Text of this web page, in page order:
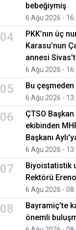
bebeğiymiş
6 Ağu 2026 -
04
PKK’nın üç
Karasu’nun
annesi
6 Ağu 2026 -
05 Bu
6 Ağu 2026 -
06
ÇTSO Başkan
ekibinden
Başkanı
6 Ağu 2026 -
07
Biyoistatistik
Rektörü
6 Ağu 2026 -
08
Bayramiç’te
önemli